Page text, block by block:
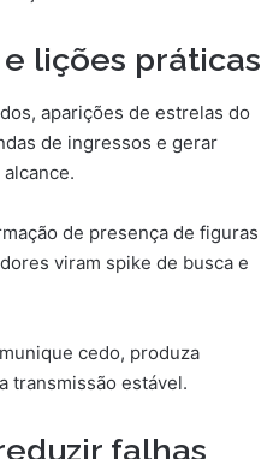
lições práticas
aparições de estrelas do
de ingressos e gerar
de presença de figuras
viram spike de busca e
cedo, produza
transmissão estável.
falhas